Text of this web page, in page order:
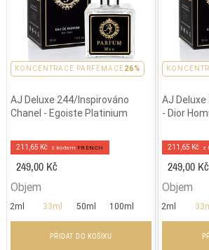
PARFEMACE 26%
KONCENTRACE PARFEMACE26%
AJ Deluxe 244/Inspirováno
Chanel - Egoiste Platinium
211,65 Kč z kodem FRENCH
249,00 Kč
Objem
2ml 33ml 50ml 100ml
PŘIDAT DO KOŠÍKU
AJ
- Dior
211,65 Kč z
249,00 Kč
Objem
2ml